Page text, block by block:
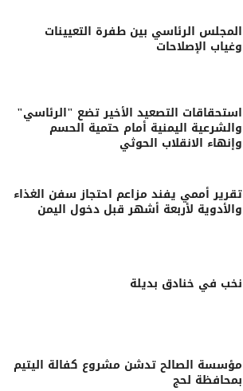
المجلس الرئاسي بين طفرة التعيينات
وغياب الإصلاحات
استحقاقات التصعيد الأخير تضع "الرئاسي"
والشرعية اليمنية أمام حتمية الحسم
وإنهاء الانقلاب الحوثي
تقرير أممي يفند مزاعم احتجاز سفن الغذاء
والأدوية لأربعة أشهر قبل دخول اليمن
نخب في خنادق بديلة
مؤسسة الصالح تدشن مشروع كفالة اليتيم
بمحافظة لحج